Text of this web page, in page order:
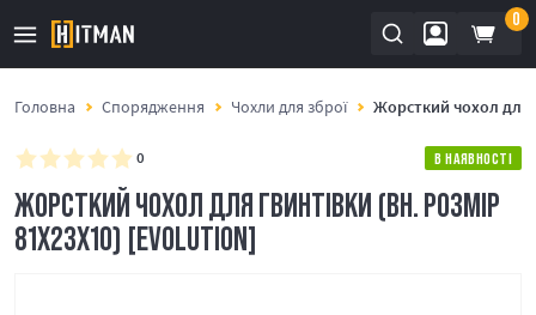
0
Головна Спорядження Чохли для зброї Жорсткий чохол для
0 В НАЯВНОСТІ
ЖОРСТКИЙ ЧОХОЛ ДЛЯ ГВИНТІВКИ (ВН. РОЗМІР
81X23X10) [EVOLUTION]